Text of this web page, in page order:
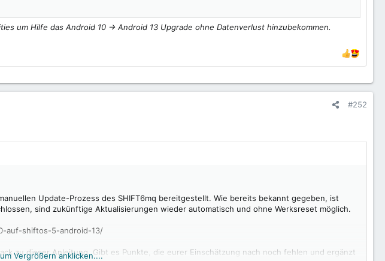
um Hilfe das Android 10 -> Android 13 Upgrade ohne Datenverlust hinzubekommen.
#252
Update-Prozess des SHIFT6mq bereitgestellt. Wie bereits bekannt gegeben, ist
sind zukünftige Aktualisierungen wieder automatisch und ohne Werksreset möglich.
auf-shiftos-5-android-13/
zu dieser Anleitung. Gibt es Punkte, die eurer Einschätzung nach noch fehlen und ergänzt
Vergrößern anklicken....